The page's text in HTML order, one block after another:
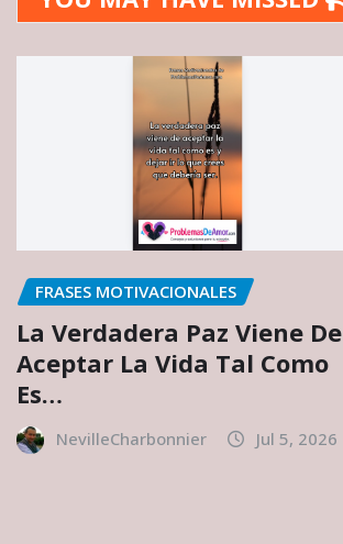
FRASES MOTIVACIONALES
La Verdadera Paz Viene De
Aceptar La Vida Tal Como
Es…
NevilleCharbonnier Jul 5, 2026